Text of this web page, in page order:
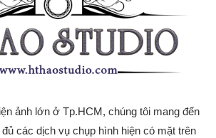
ảnh lớn ở Tp.HCM, chúng tôi mang đến
các dịch vụ chụp hình hiện có mặt trên